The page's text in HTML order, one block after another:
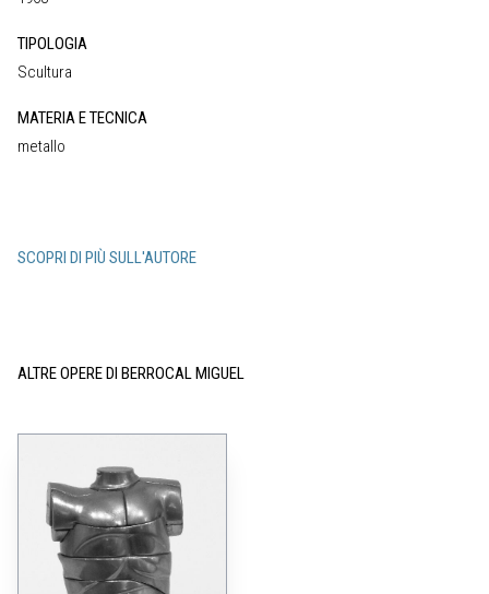
TIPOLOGIA
Scultura
MATERIA E TECNICA
metallo
SCOPRI DI PIÙ SULL'AUTORE
ALTRE OPERE DI BERROCAL MIGUEL